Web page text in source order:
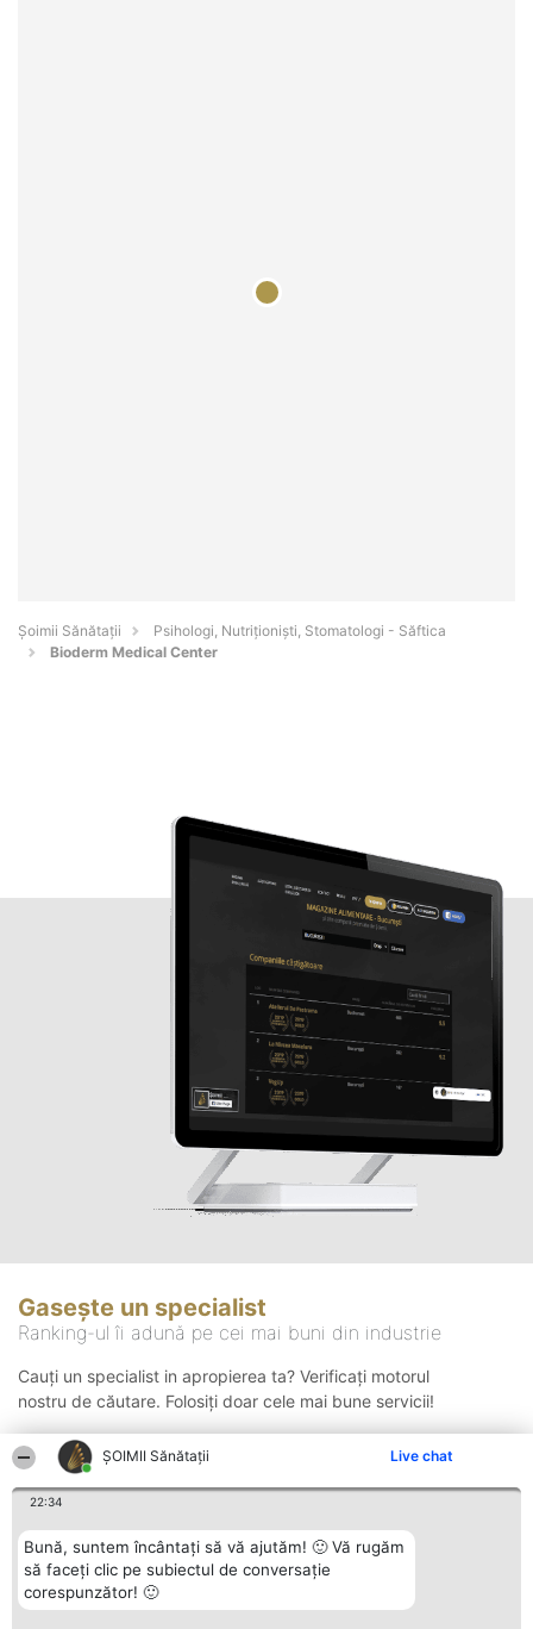
ŞOIMII Sănătații Live chat
22:34
Bună, suntem încântați să vă ajutăm! 🙂 Vă rugăm
să faceți clic pe subiectul de conversație
corespunzător! 🙂
Şoimii Sănătații
Psihologi, Nutriționiști, Stomatologi - Săftica
Bioderm Medical Center
Gasește un specialist
Ranking-ul îi adună pe cei mai buni din industrie
Cauți un specialist in apropierea ta? Verificați motorul
nostru de căutare. Folosiți doar cele mai bune servicii!